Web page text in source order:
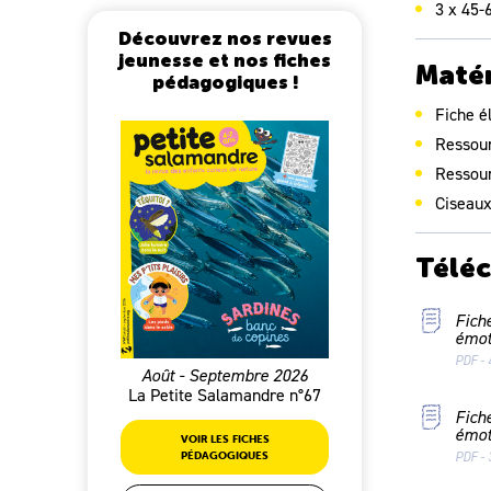
Découvrez nos revues
jeunesse et nos fiches
pédagogiques !
Août - Septembre 2026
La Petite Salamandre n°67
VOIR LES FICHES
PÉDAGOGIQUES
Se
CP-CE1
et
3 x 45-
Fiche
PDF -
PDF -